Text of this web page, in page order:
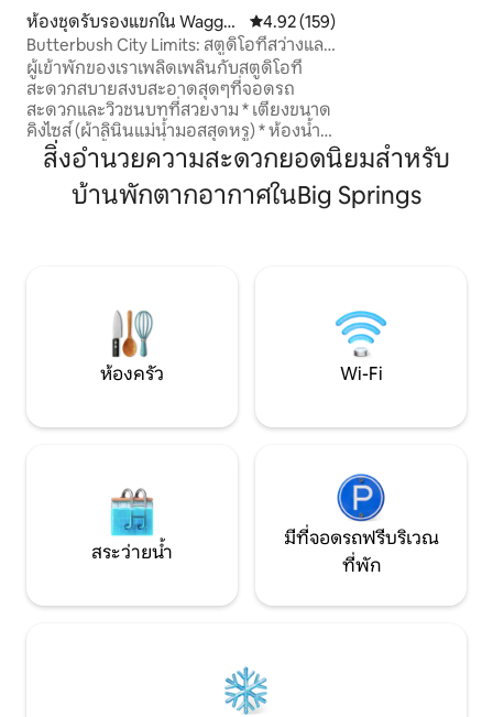
ห้องชุดรับรองแขกใน Wagga
Wagga
คะแนนเฉลี่ย 4.92 จาก 5, 159 รีวิว
4.92 (159)
Butterbush City Limits: สตูดิโอที่สว่างและ
กว้างขวาง
ผู้เข้าพักของเราเพลิดเพลินกับสตูดิโอที่
สะดวกสบายสงบสะอาดสุดๆที่จอดรถ
สะดวกและวิวชนบทที่สวยงาม * เตียงขนาด
คิงไซส์ (ผ้าลินินแม่น้ำมอสสุดหรู) * ห้องน้ำ
(ห้องอาบน้ำโต๊ะเครื่องแป้งห้องสุขา) * วงจร
ย้อนกลับเครื่องปรับอากาศพัดลมเพดาน *
ครัวเล็ก (ตู้เย็นเครื่องปิ้งขนมปังไมโครเวฟ
ที่จอดรถ นอกถนน * เลานจ์ทีวีโต๊ะ/โต๊ะ
ทำงาน * Wi-Fi (Telstra NBN Wireless)
สิ่งอำนวยความสะดวกยอดนิยมสำหรับ
บ้านพักตากอากาศในBig Springs
ห้องครัว Wi-Fi
สระว่ายน้ำ
มีที่จอดรถฟรีบริเวณ
ที่พัก